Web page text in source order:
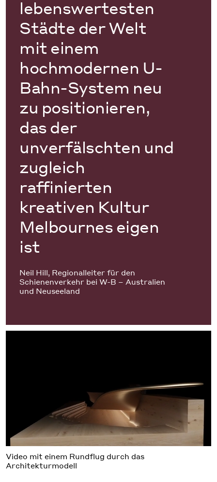
lebenswertesten
Städte der Welt
mit einem
hochmodernen U-
Bahn-System neu
zu positionieren,
das der
unverfälschten und
zugleich
raffinierten
kreativen Kultur
Melbournes eigen
ist
Neil Hill, Regionalleiter für den
Schienenverkehr bei W-B – Australien
und Neuseeland
Video mit einem Rundflug durch das
Architekturmodell